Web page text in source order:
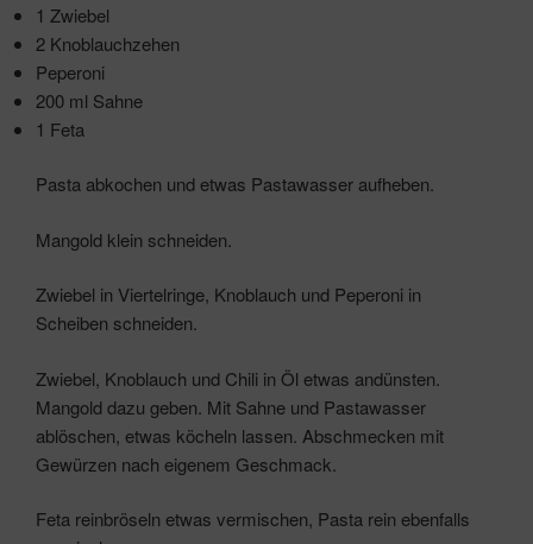
1 Zwiebel
2 Knoblauchzehen
Peperoni
200 ml Sahne
1 Feta
Pasta abkochen und etwas Pastawasser aufheben.
Mangold klein schneiden.
Zwiebel in Viertelringe, Knoblauch und Peperoni in
Scheiben schneiden.
Zwiebel, Knoblauch und Chili in Öl etwas andünsten.
Mangold dazu geben. Mit Sahne und Pastawasser
ablöschen, etwas köcheln lassen. Abschmecken mit
Gewürzen nach eigenem Geschmack.
Feta reinbröseln etwas vermischen, Pasta rein ebenfalls